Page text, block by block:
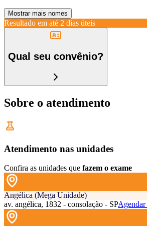
Mostrar mais nomes
Resultado em até 2 dias úteis
Qual seu convênio?
Sobre o atendimento
Atendimento nas unidades
Confira as unidades que fazem o exame
Angélica (Mega Unidade)
av. angélica, 1832 - consolação - SPAgendar